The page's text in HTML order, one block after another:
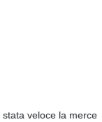
veloce la merce